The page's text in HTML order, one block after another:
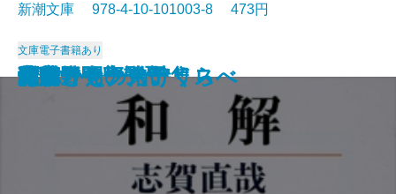
猟銃・闘牛
ヴェルレーヌ詩集
草枕
斜陽
高村光太郎詩集
歌行燈・高野聖
土
真実一路
老妓抄
坊っちゃん
新潮文庫 978-4-10-101003-8 473円
文庫電子書籍あり
和解
ヰタ・セクスアリス
出家とその弟子
にごりえ・たけくらべ
武蔵野
白痴
青年
雁
それから
門